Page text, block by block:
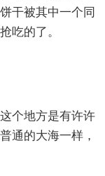
干被其中一个同
吃的了。
个地方是有许许
通的大海一样，